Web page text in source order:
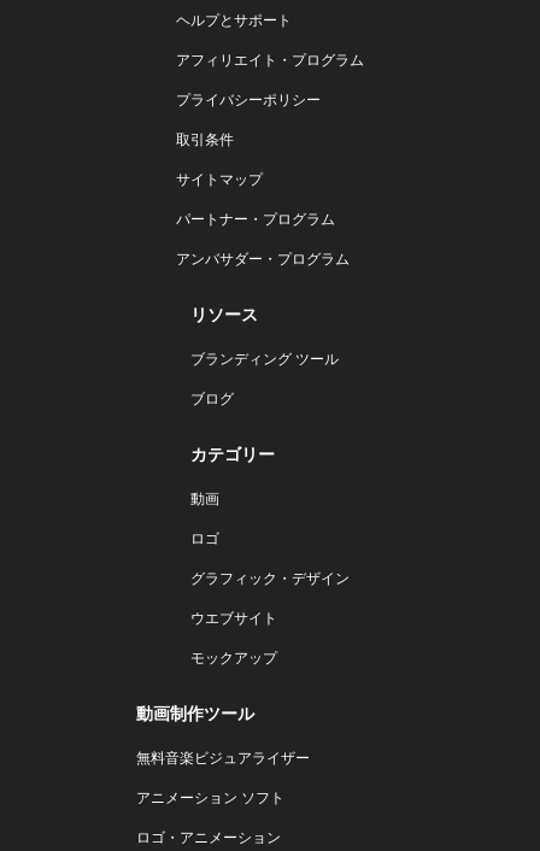
ヘルプとサポート
アフィリエイト・プログラム
プライバシーポリシー
取引条件
サイトマップ
パートナー・プログラム
アンバサダー・プログラム
リソース
ブランディング ツール
ブログ
カテゴリー
動画
ロゴ
グラフィック・デザイン
ウエブサイト
モックアップ
動画制作ツール
無料音楽ビジュアライザー
アニメーション ソフト
ロゴ・アニメーション